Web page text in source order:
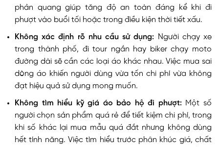
phản quang giúp tăng độ an toàn đáng kể khi đi
phượt vào buổi tối hoặc trong điều kiện thời tiết xấu.
Không xác định rõ nhu cầu sử dụng: Người chạy xe
trong thành phố, đi tour ngắn hay biker chạy moto
đường dài sẽ cần các loại áo khác nhau. Việc mua sai
dòng áo khiến người dùng vừa tốn chi phí vừa không
đạt hiệu quả sử dụng mong muốn.
Không tìm hiểu kỹ giá áo bảo hộ đi phượt: Một số
người chọn sản phẩm quá rẻ để tiết kiệm chi phí, trong
khi số khác lại mua mẫu quá đắt nhưng không dùng
hết tính năng. Việc tìm hiểu trước phân khúc giá, chất